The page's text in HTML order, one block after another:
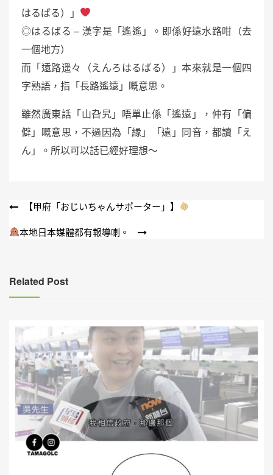
はるばる）」
◎はるばる – 漢字是「遙遙」。即係好遠水路咁（去
一個地方）
而「遠路遥々（えんろはるばる）」本來就是一個四
字熟語，指「長路遙遠」嘅意思。
雖然廣東話「山旮旯」唔單止係「遙遠」，仲有「偏
僻」嘅意思，不過因為「縁」「遠」同音，都讀「え
ん」。所以可以話已經好理想～
文
章
【甲府「おじいちゃんサポーター」】
本地日本媒體都有報導喇。
Related Post